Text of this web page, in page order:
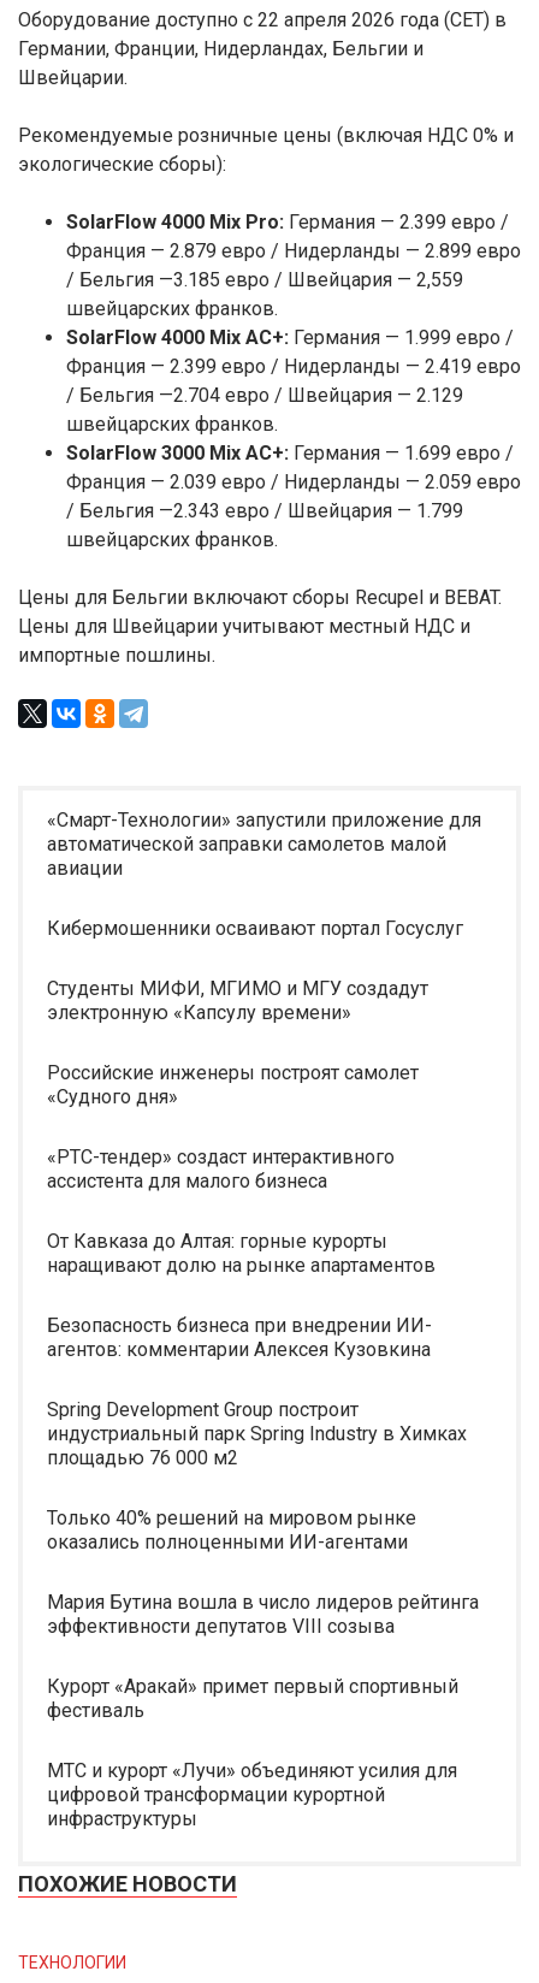
Оборудование доступно с 22 апреля 2026 года (CET) в
Германии, Франции, Нидерландах, Бельгии и
Швейцарии.
Рекомендуемые розничные цены (включая НДС 0% и
экологические сборы):
SolarFlow 4000 Mix Pro: Германия — 2.399 евро /
Франция — 2.879 евро / Нидерланды — 2.899 евро
/ Бельгия —3.185 евро / Швейцария — 2,559
швейцарских франков.
SolarFlow 4000 Mix AC+: Германия — 1.999 евро /
Франция — 2.399 евро / Нидерланды — 2.419 евро
/ Бельгия —2.704 евро / Швейцария — 2.129
швейцарских франков.
SolarFlow 3000 Mix AC+: Германия — 1.699 евро /
Франция — 2.039 евро / Нидерланды — 2.059 евро
/ Бельгия —2.343 евро / Швейцария — 1.799
швейцарских франков.
Цены для Бельгии включают сборы Recupel и BEBAT.
Цены для Швейцарии учитывают местный НДС и
импортные пошлины.
«Смарт-Технологии» запустили приложение для
автоматической заправки самолетов малой
авиации
Кибермошенники осваивают портал Госуслуг
Студенты МИФИ, МГИМО и МГУ создадут
электронную «Капсулу времени»
Российские инженеры построят самолет
«Судного дня»
«РТС-тендер» создаст интерактивного
ассистента для малого бизнеса
От Кавказа до Алтая: горные курорты
наращивают долю на рынке апартаментов
Безопасность бизнеса при внедрении ИИ-
агентов: комментарии Алексея Кузовкина
Spring Development Group построит
индустриальный парк Spring Industry в Химках
площадью 76 000 м2
Только 40% решений на мировом рынке
оказались полноценными ИИ-агентами
Мария Бутина вошла в число лидеров рейтинга
эффективности депутатов VIII созыва
Курорт «Аракай» примет первый спортивный
фестиваль
МТС и курорт «Лучи» объединяют усилия для
цифровой трансформации курортной
инфраструктуры
ПОХОЖИЕ НОВОСТИ
ТЕХНОЛОГИИ